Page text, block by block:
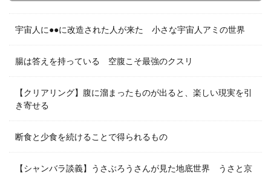
宇宙人に●●に改造された人が来た 小さな宇宙人アミの世界
腸は答えを持っている 空腹こそ最強のクスリ
【クリアリング】腹に溜まったものが出ると、楽しい現実を引
き寄せる
断食と少食を続けることで得られるもの
【シャンバラ談義】うさぶろうさんが見た地底世界 うさと京